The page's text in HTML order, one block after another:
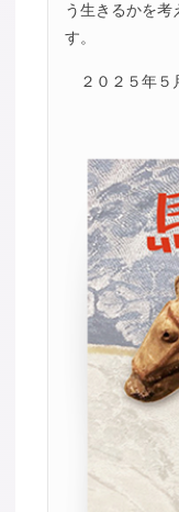
う生きるかを考
す。
２０２５年５